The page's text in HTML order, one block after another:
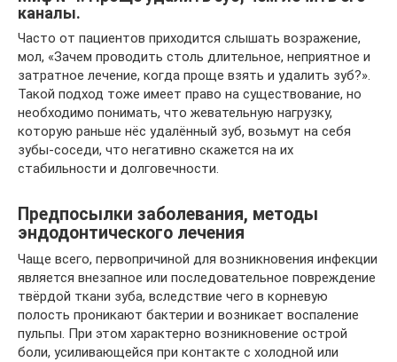
каналы.
Часто от пациентов приходится слышать возражение,
мол, «Зачем проводить столь длительное, неприятное и
затратное лечение, когда проще взять и удалить зуб?».
Такой подход тоже имеет право на существование, но
необходимо понимать, что жевательную нагрузку,
которую раньше нёс удалённый зуб, возьмут на себя
зубы-соседи, что негативно скажется на их
стабильности и долговечности.
Предпосылки заболевания, методы
эндодонтического лечения
Чаще всего, первопричиной для возникновения инфекции
является внезапное или последовательное повреждение
твёрдой ткани зуба, вследствие чего в корневую
полость проникают бактерии и возникает воспаление
пульпы. При этом характерно возникновение острой
боли, усиливающейся при контакте с холодной или